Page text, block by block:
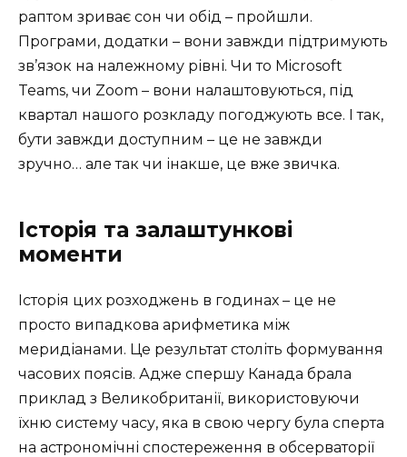
раптом зриває сон чи обід – пройшли.
Програми, додатки – вони завжди підтримують
зв’язок на належному рівні. Чи то Microsoft
Teams, чи Zoom – вони налаштовуються, під
квартал нашого розкладу погоджують все. І так,
бути завжди доступним – це не завжди
зручно… але так чи інакше, це вже звичка.
Історія та залаштункові
моменти
Історія цих розходжень в годинах – це не
просто випадкова арифметика між
меридіанами. Це результат століть формування
часових поясів. Адже спершу Канада брала
приклад з Великобританії, використовуючи
їхню систему часу, яка в свою чергу була сперта
на астрономічні спостереження в обсерваторії